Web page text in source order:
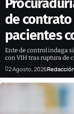
de
pacientes
Ente de control indaga
con VIH tras ruptura de
2 Agosto, 2026